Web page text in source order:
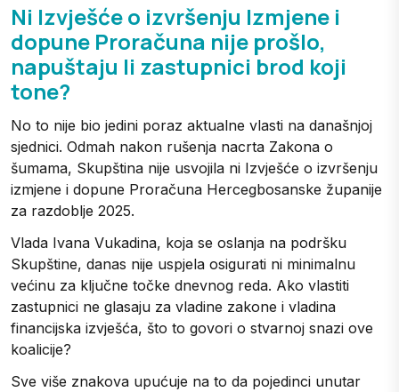
Ni Izvješće o izvršenju Izmjene i
dopune Proračuna nije prošlo,
napuštaju li zastupnici brod koji
tone?
No to nije bio jedini poraz aktualne vlasti na današnjoj
sjednici. Odmah nakon rušenja nacrta Zakona o
šumama, Skupština nije usvojila ni Izvješće o izvršenju
izmjene i dopune Proračuna Hercegbosanske županije
za razdoblje 2025.
Vlada Ivana Vukadina, koja se oslanja na podršku
Skupštine, danas nije uspjela osigurati ni minimalnu
većinu za ključne točke dnevnog reda. Ako vlastiti
zastupnici ne glasaju za vladine zakone i vladina
financijska izvješća, što to govori o stvarnoj snazi ove
koalicije?
Sve više znakova upućuje na to da pojedinci unutar